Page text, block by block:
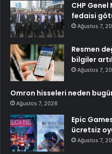
CHP
fedaisi
Ağustos 7,
Resmen
bilgiler
Ağustos 7,
Omron hisseleri neden
Ağustos 7, 2026
Epic
ücretsiz
Ağustos 7,